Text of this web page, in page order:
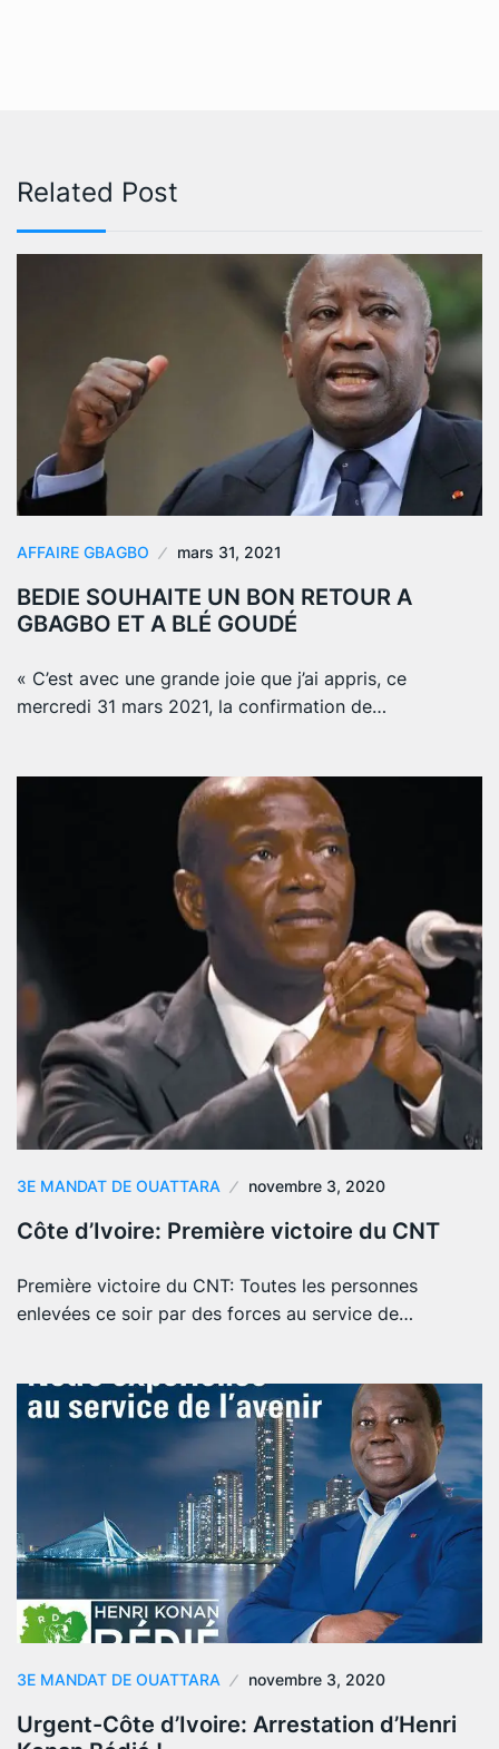
Related Post
AFFAIRE GBAGBO mars 31, 2021
BEDIE SOUHAITE UN BON RETOUR A
GBAGBO ET A BLÉ GOUDÉ
« C’est avec une grande joie que j’ai appris, ce
mercredi 31 mars 2021, la confirmation de…
3E MANDAT DE OUATTARA novembre 3, 2020
Côte d’Ivoire: Première victoire du CNT
Première victoire du CNT: Toutes les personnes
enlevées ce soir par des forces au service de…
3E MANDAT DE OUATTARA novembre 3, 2020
Urgent-Côte d’Ivoire: Arrestation d’Henri